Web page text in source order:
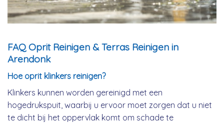
FAQ Oprit Reinigen & Terras Reinigen in
Arendonk
Hoe oprit klinkers reinigen?
Klinkers kunnen worden gereinigd met een
hogedrukspuit, waarbij u ervoor moet zorgen dat u niet
te dicht bij het oppervlak komt om schade te